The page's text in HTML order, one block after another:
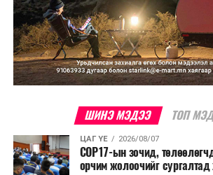
ШИНЭ МЭДЭЭ ТОП
ЦАГ ҮЕ 2026/08/07
COP17-ын зочид,
орчим жолоочийг сургалтад